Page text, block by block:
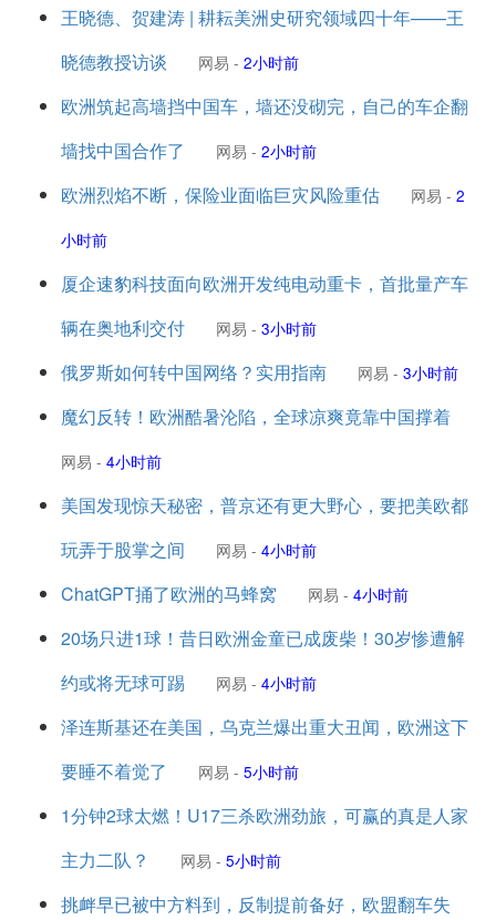
王晓德、贺建涛 | 耕耘美洲史研究领域四十年——王
晓德教授访谈
网易 - 2小时前
欧洲筑起高墙挡中国车，墙还没砌完，自己的车企翻
墙找中国合作了
网易 - 2小时前
欧洲烈焰不断，保险业面临巨灾风险重估 网易 - 2
小时前
厦企速豹科技面向欧洲开发纯电动重卡，首批量产车
辆在奥地利交付
网易 - 3小时前
俄罗斯如何转中国网络？实用指南 网易 - 3小时前
魔幻反转！欧洲酷暑沦陷，全球凉爽竟靠中国撑着
网易 - 4小时前
美国发现惊天秘密，普京还有更大野心，要把美欧都
玩弄于股掌之间
网易 - 4小时前
ChatGPT捅了欧洲的马蜂窝 网易 - 4小时前
20场只进1球！昔日欧洲金童已成废柴！30岁惨遭解
约或将无球可踢
网易 - 4小时前
泽连斯基还在美国，乌克兰爆出重大丑闻，欧洲这下
要睡不着觉了
网易 - 5小时前
1分钟2球太燃！U17三杀欧洲劲旅，可赢的真是人家
主力二队？
网易 - 5小时前
挑衅早已被中方料到，反制提前备好，欧盟翻车失